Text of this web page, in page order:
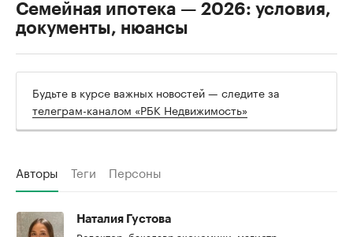
Семейная ипотека — 2026: условия,
документы, нюансы
Будьте в курсе важных новостей — следите за
телеграм-каналом «РБК Недвижимость»
Авторы Теги Персоны
Наталия Густова